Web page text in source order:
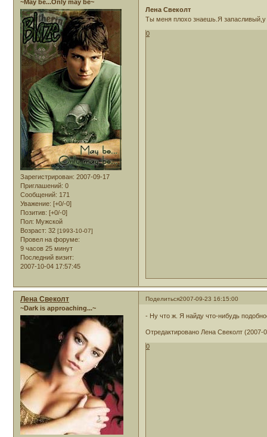
~May be...Only may be~
Зарегистрирован: 2007-09-17
Приглашений: 0
Сообщений: 171
Уважение: [+0/-0]
Позитив: [+0/-0]
Пол: Мужской
Возраст: 32 [1993-10-07]
Провел на форуме:
9 часов 25 минут
Последний визит:
2007-10-04 17:57:45
Лена Свеколт
Ты меня плохо знаешь.Я
0
Поделиться2007-09-23 16:15:00
Лена Свеколт
~Dark is approaching...~
- Ну что ж. Я найду что-нибудь
Отредактировано Лена Свеколт (2007-
0